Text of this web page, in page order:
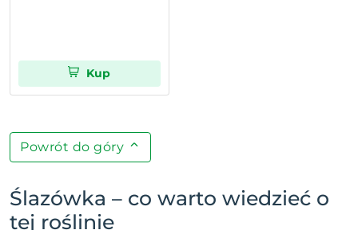
Kup
Powrót do góry
Ślazówka – co warto wiedzieć o
tej roślinie